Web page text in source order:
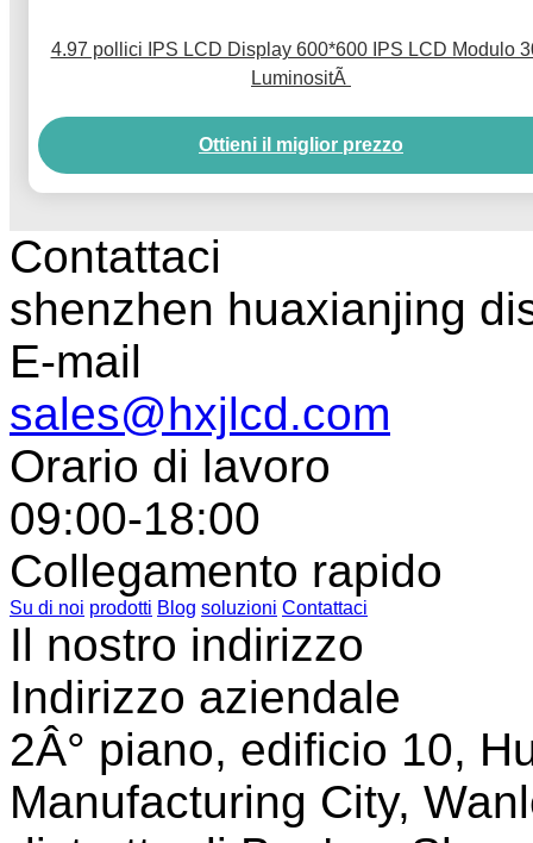
4.97 pollici IPS LCD Display 600*600 IPS LCD Modulo
LuminositÃ
Ottieni il miglior prezzo
Contattaci
shenzhen huaxianjing
E-mail
sales@hxjlcd.com
Orario di lavoro
09:00-18:00
Collegamento rapido
Su di noi prodotti Blog soluzioni Contattaci
Il nostro indirizzo
Indirizzo aziendale
2Â° piano, edificio 10,
Manufacturing City,